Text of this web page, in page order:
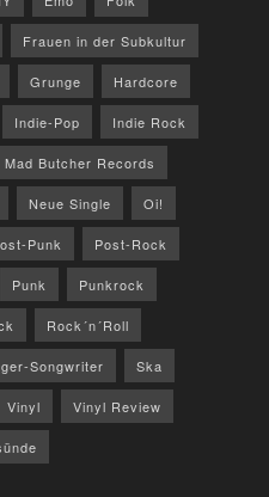
Frauen in der Subkultur
Grunge Hardcore
Indie-Pop Indie Rock
Mad Butcher Records
Neue Single Oi!
Punk Post-Rock
Punk Punkrock
Rock´n´Roll
Songwriter Ska
Vinyl Vinyl Review